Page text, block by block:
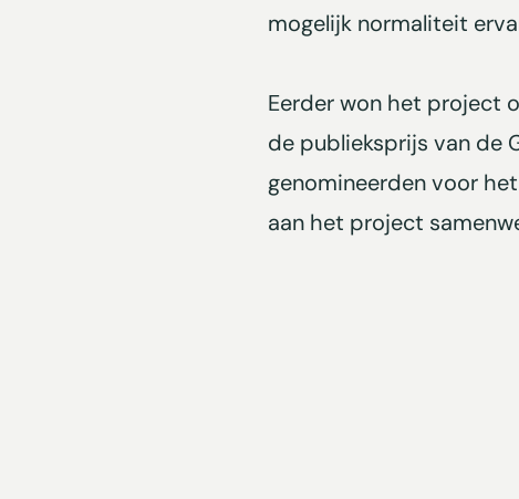
mogelijk normaliteit
Eerder won het project
de publieksprijs van de
genomineerden voor
aan het project